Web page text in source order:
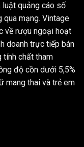
“loại Xì Gà Mini” lại
hưởng thụ nhiều
Mini
nhiều so với xì gà
nhỏ ở đầu của
quảng cáo số
qua mạng. Vintage
về rượu ngoại hoạt
doanh trực tiếp bán
tính chất tham
độ cồn dưới 5,5%
mang thai và trẻ em